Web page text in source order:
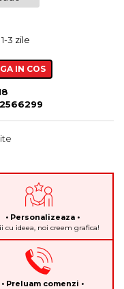
1-3 zile
IN COS
• Personalizeaza •
cu ideea, noi creem grafica!
• Preluam comenzi •